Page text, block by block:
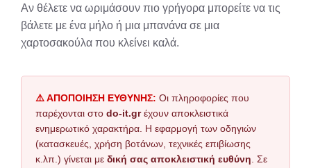
Αν θέλετε να ωριμάσουν πιο γρήγορα μπορείτε να τις
βάλετε με ένα μήλο ή μια μπανάνα σε μια
χαρτοσακούλα που κλείνει καλά.
⚠️ ΑΠΟΠΟΙΗΣΗ ΕΥΘΥΝΗΣ: Οι πληροφορίες που
παρέχονται στο do-it.grέχουν αποκλειστικά
ενημερωτικό χαρακτήρα. Η εφαρμογή των οδηγιών
(κατασκευές, χρήση βοτάνων, τεχνικές επιβίωσης
κ.λπ.) γίνεται με δική σας αποκλειστική ευθύνη . Σε